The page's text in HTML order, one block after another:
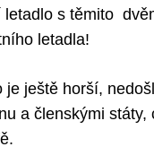
letadlo s těmito
letadla!
je ještě horší,
a členskými